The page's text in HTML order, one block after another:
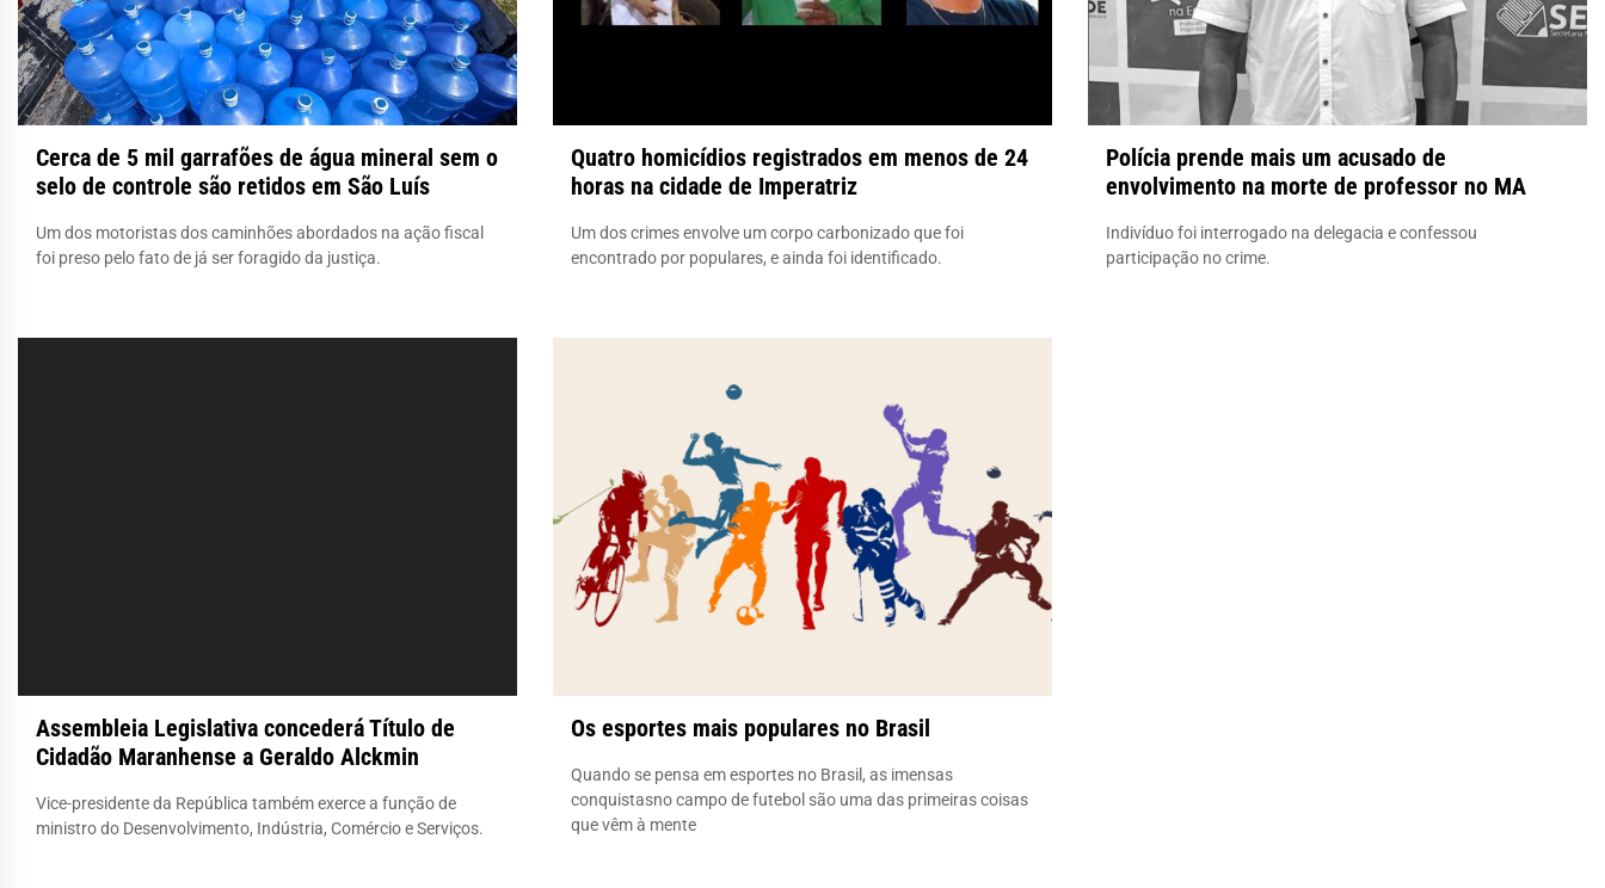
Cerca de 5 mil garrafões de água mineral sem o
selo de controle são retidos em São Luís
Um dos motoristas dos caminhões abordados na ação fiscal
foi preso pelo fato de já ser foragido da justiça.
Quatro homicídios registrados em menos de 24
horas na cidade de Imperatriz
Um dos crimes envolve um corpo carbonizado que foi
encontrado por populares, e ainda foi identificado.
Polícia prende mais um acusado de
envolvimento na morte de professor no MA
Indivíduo foi interrogado na delegacia e confessou
participação no crime.
Assembleia Legislativa concederá Título de
Cidadão Maranhense a Geraldo Alckmin
Vice-presidente da República também exerce a função de
ministro do Desenvolvimento, Indústria, Comércio e Serviços.
Os esportes mais populares no Brasil
Quando se pensa em esportes no Brasil, as imensas
conquistasno campo de futebol são uma das primeiras coisas
que vêm à mente